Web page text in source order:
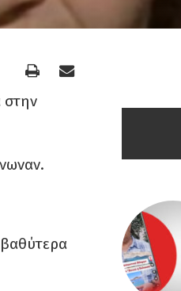
στην